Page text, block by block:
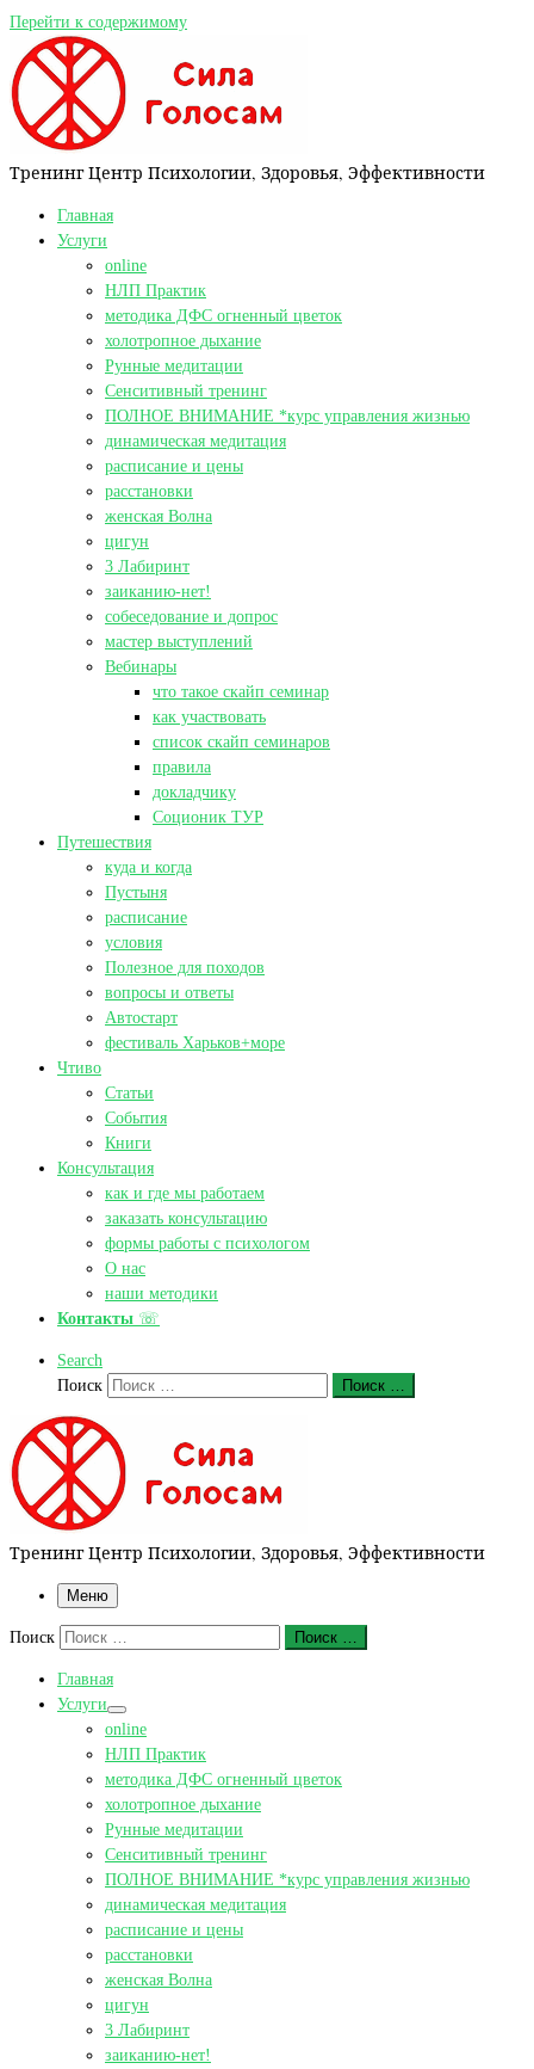
Перейти к содержимому
Тренинг Центр Психологии, Здоровья, Эффективности
Главная
Услуги
online
НЛП Практик
методика ДФС огненный цветок
холотропное дыхание
Рунные медитации
Сенситивный тренинг
ПОЛНОЕ ВНИМАНИЕ *курс управления жизнью
динамическая медитация
расписание и цены
расстановки
женская Волна
цигун
3 Лабиринт
заиканию-нет!
собеседование и допрос
мастер выступлений
Вебинары
что такое скайп семинар
как участвовать
список скайп семинаров
правила
докладчику
Соционик ТУР
Путешествия
куда и когда
Пустыня
расписание
условия
Полезное для походов
вопросы и ответы
Автостарт
фестиваль Харьков+море
Чтиво
Статьи
События
Книги
Консультация
как и где мы работаем
заказать консультацию
формы работы с психологом
О нас
наши методики
Контакты ☏
Search
Поиск
Поиск …
Тренинг Центр Психологии, Здоровья, Эффективности
Меню
Поиск Поиск …
Главная
Услуги
online
НЛП Практик
методика ДФС огненный цветок
холотропное дыхание
Рунные медитации
Сенситивный тренинг
ПОЛНОЕ ВНИМАНИЕ *курс управления жизнью
динамическая медитация
расписание и цены
расстановки
женская Волна
цигун
3 Лабиринт
заиканию-нет!